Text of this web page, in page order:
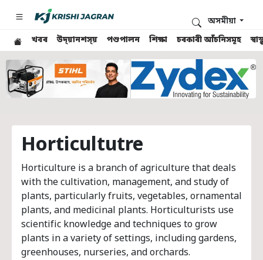
খবৰ উদ্য়ানশস্য় পশুপালন শিক্ষা চৰকাৰী আঁচনিসমূহ
অসমীয়া
Horticultutre
Horticulture is a branch of agriculture that deals
with the cultivation, management, and study of
plants, particularly fruits, vegetables, ornamental
plants, and medicinal plants. Horticulturists use
scientific knowledge and techniques to grow
plants in a variety of settings, including gardens,
greenhouses, nurseries, and orchards.